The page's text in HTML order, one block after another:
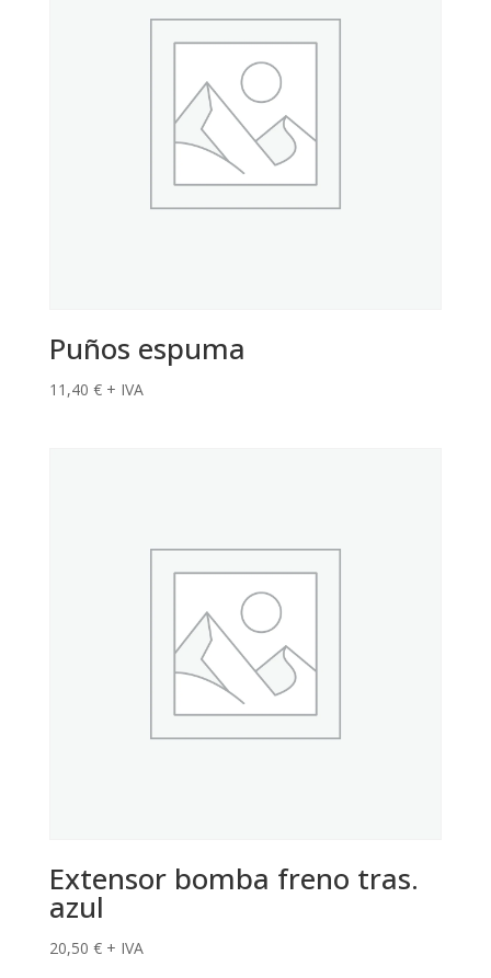
Puños espuma
11,40 € + IVA
Extensor bomba freno tras.
azul
20,50 € + IVA